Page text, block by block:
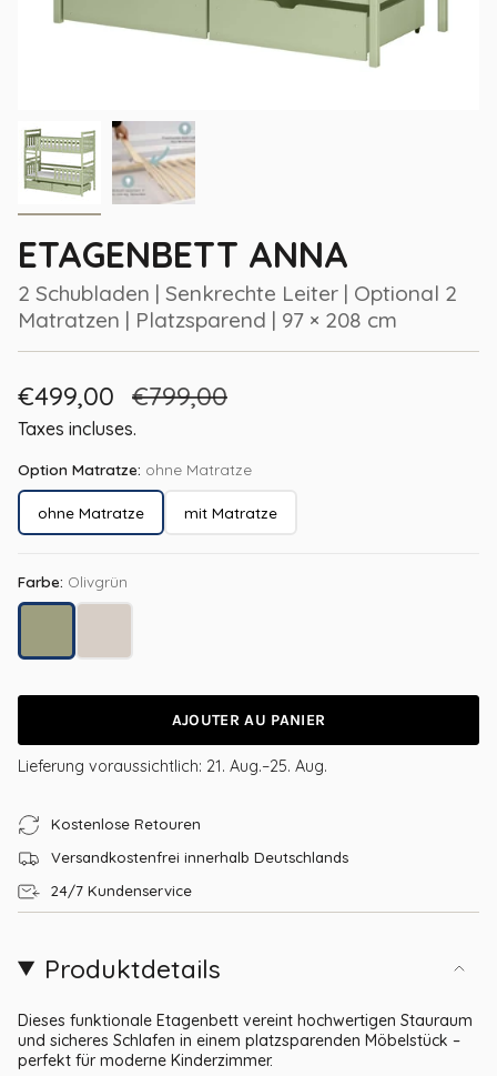
ETAGENBETT ANNA
2 Schubladen | Senkrechte Leiter | Optional 2
Matratzen | Platzsparend | 97 × 208 cm
Prix
de
vente
€499,00 Prix
régulier
€799,00
Taxes incluses.
Option Matratze: ohne Matratze
ohne Matratze mit Matratze
Farbe: Olivgrün
AJOUTER AU PANIER
Lieferung voraussichtlich: 21. Aug.–25. Aug.
Kostenlose Retouren
Versandkostenfrei innerhalb Deutschlands
24/7 Kundenservice
Produktdetails
Dieses funktionale Etagenbett vereint hochwertigen Stauraum
und sicheres Schlafen in einem platzsparenden Möbelstück –
perfekt für moderne Kinderzimmer.